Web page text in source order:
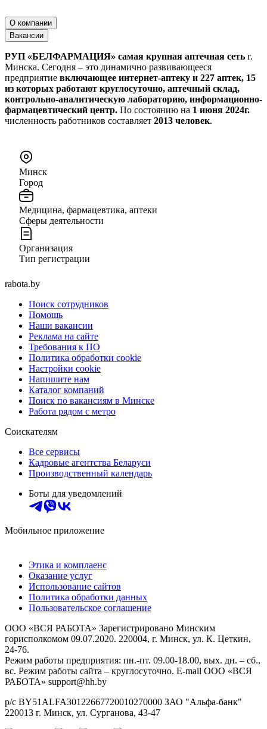
О компании
Вакансии
РУП «БЕЛФАРМАЦИЯ» самая крупная аптечная сеть г.
Минска. Сегодня – это динамично развивающееся
предприятие включающее интернет-аптеку и 227 аптек, 15
из которых работают круглосуточно, аптечный склад,
контрольно-аналитическую лабораторию, информационно-
фармацевтический центр. По состоянию на 1 июня 2024г.
численность работников составляет 2013 человек.
Минск
Город
Медицина, фармацевтика, аптеки
Сферы деятельности
Организация
Тип регистрации
rabota.by
Поиск сотрудников
Помощь
Наши вакансии
Реклама на сайте
Требования к ПО
Политика обработки cookie
Настройки cookie
Напишите нам
Каталог компаний
Поиск по вакансиям в Минске
Работа рядом с метро
Соискателям
Все сервисы
Кадровые агентства Беларуси
Производственный календарь
Боты для уведомлений
Мобильное приложение
Этика и комплаенс
Оказание услуг
Использование сайтов
Политика обработки данных
Пользовательское соглашение
ООО «ВСЯ РАБОТА» Зарегистрировано Минским
горисполкомом 09.07.2020. 220004, г. Минск, ул. К. Цеткин,
24-76.
Режим работы предприятия: пн.-пт. 09.00-18.00, вых. дн. – сб.,
вс. Режим работы сайта – круглосуточно. E-mail ООО «ВСЯ
РАБОТА» support@hh.by
р/с BY51ALFA30122667720010270000 ЗАО "Альфа-банк"
220013 г. Минск, ул. Сурганова, 43‑47